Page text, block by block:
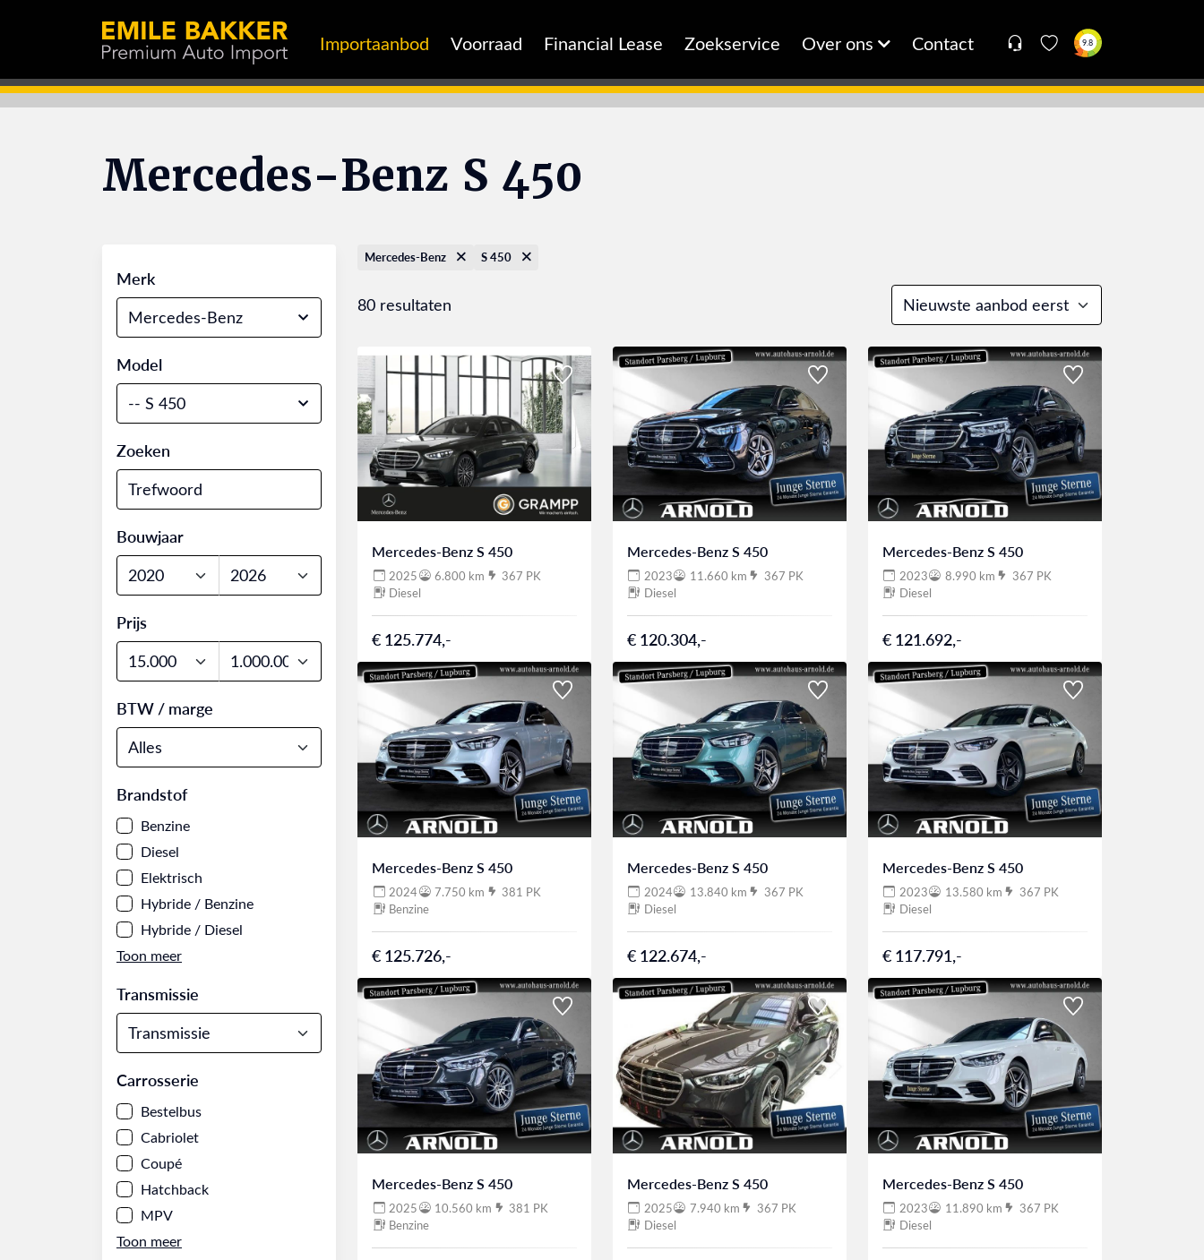
Importaanbod Voorraad Financial Lease Zoekservice Over ons Contact 9.8
Mercedes-Benz S 450
Merk
Mercedes-Benz
Model
-- S 450
Zoeken
Bouwjaar
Prijs
BTW / marge
Brandstof
Benzine
Diesel
Elektrisch
Hybride / Benzine
Hybride / Diesel
Transmissie
Carrosserie
Bestelbus
Cabriolet
Coupé
Hatchback
MPV
Mercedes-Benz S 450
80 resultaten
Mercedes-Benz S 450
2025 6.800 km
367 PK
Diesel
€ 125.774,-
Mercedes-Benz S 450
2023 11.660 km
367 PK
Diesel
€ 120.304,-
Mercedes-Benz S 450
2023 8.990 km
367 PK
Diesel
€ 121.692,-
Mercedes-Benz S 450
2024 7.750 km
381 PK
Benzine
€ 125.726,-
Mercedes-Benz S 450
2024 13.840 km
367 PK
Diesel
€ 122.674,-
Mercedes-Benz S 450
2023 13.580 km
367 PK
Diesel
€ 117.791,-
Mercedes-Benz S 450
2025 10.560 km
381 PK
Benzine
Mercedes-Benz S 450
2025 7.940 km
367 PK
Diesel
Mercedes-Benz S 450
2023 11.890 km
367 PK
Diesel